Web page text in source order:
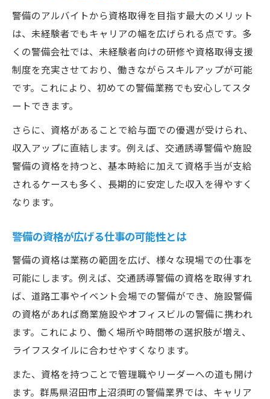
警備のアルバイトから資格取得を目指す最大のメリット
は、未経験者でもキャリアの幅を広げられる点です。多
くの警備会社では、未経験者向けの研修や資格取得支援
制度を充実させており、働きながらスキルアップが可能
です。これにより、初めての警備業務でも安心してスタ
ートできます。
さらに、資格があることで給与面での優遇が受けられ、
収入アップに直結します。例えば、交通誘導警備や施設
警備の資格を持つと、基本時給に加えて資格手当が支給
されるケースも多く、長期的に安定した収入を得やすく
なります。
警備の資格が広げる仕事の可能性とは
警備の資格は業務の範囲を広げ、様々な現場での仕事を
可能にします。例えば、交通誘導警備の資格を取得すれ
ば、道路工事やイベント会場での警備ができ、施設警備
の資格があれば商業施設やオフィスビルの警備に携われ
ます。これにより、働く場所や時間帯の選択肢が増え、
ライフスタイルに合わせやすくなります。
また、資格を持つことで管理職やリーダーへの道も開け
ます。群馬県沼田市上沼須町の警備業界では、キャリア